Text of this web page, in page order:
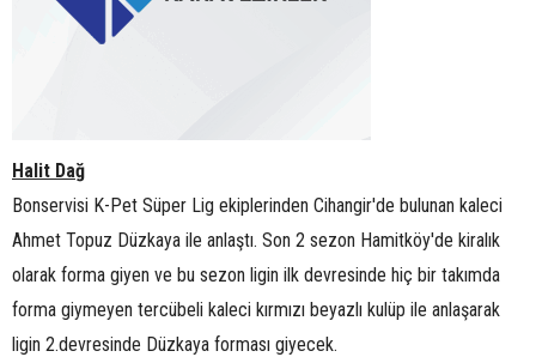
Halit Dağ
Bonservisi K-Pet Süper Lig ekiplerinden Cihangir'de bulunan kaleci
Ahmet Topuz Düzkaya ile anlaştı. Son 2 sezon Hamitköy'de kiralık
olarak forma giyen ve bu sezon ligin ilk devresinde hiç bir takımda
forma giymeyen tercübeli kaleci kırmızı beyazlı kulüp ile anlaşarak
ligin 2.devresinde Düzkaya forması giyecek.